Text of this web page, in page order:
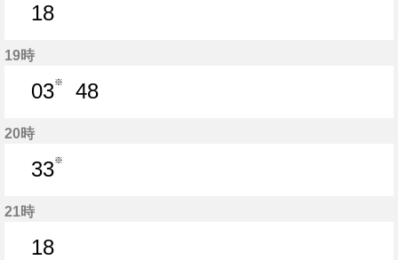
18
19時
03※
48
20時
33※
21時
18